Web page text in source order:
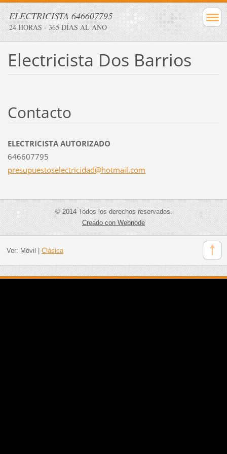
ELECTRICISTA 646607795
24 HORAS - 365 DÍAS AL AÑO
Electricista Dos Barrios
Contacto
ELECTRICISTA AUTORIZADO
646607795
presupuestoselectricidad@hotmail.com
© 2014 Todos los derechos reservados.
Creado con Webnode
Ver: Móvil Clásica